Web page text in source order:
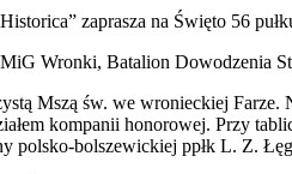
zaprasza na Święto 56
Wronki, Batalion Dowodzenia
Mszą św. we wronieckiej Farze.
kompanii honorowej. Przy
polsko-bolszewickiej ppłk L. Z.